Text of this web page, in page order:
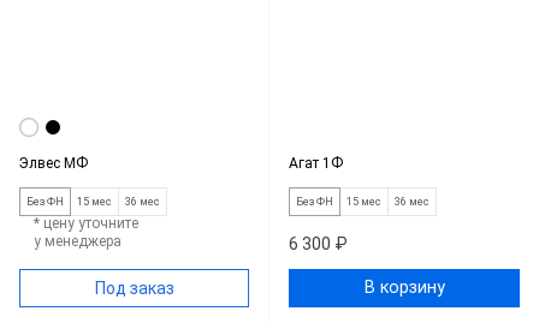
Элвес МФ
Без ФН 15 мес 36 мес
* цену уточните
у менеджера
Под заказ
Агат 1Ф
Без ФН 15 мес 36 мес
6 300 ₽
В корзину